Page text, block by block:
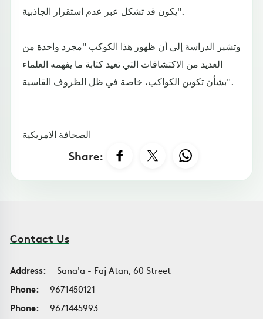
يكون قد تشكل عبر عدم استقرار الجاذبية".
وتشير الدراسة إلى أن ظهور هذا الكوكب "مجرد واحدة من
العديد من الاكتشافات التي تعيد كتابة ما يفهمه العلماء
بشأن تكوين الكواكب، خاصة في ظل الظروف القاسية".
الصحافة الامريكية
Share:
Contact Us
Address:
Sana'a - Faj Atan, 60 Street
Phone:
9671450121
Phone:
9671445993